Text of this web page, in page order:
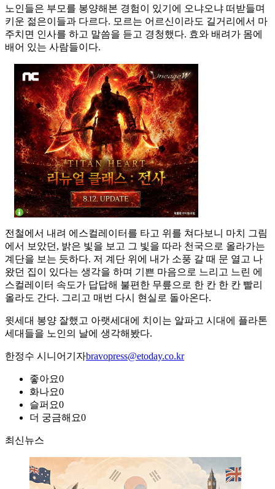
노인들은 부모를 봉양해본 경험이 있기에 오냐오냐 떠받들며
키운 젊은이들과 다르다. 모르는 어르신이라도 길거리에서 마
주치면 인사를 하고 말씀을 듣고 경청했다. 효와 배려가 몸에
배어 있는 사람들이다.
전철에서 내려 에스컬레이터를 타고 위를 쳐다보니 마치 그림
에서 보았던, 밝은 빛을 보고 그 빛을 따라 천국으로 올라가는
계단을 보는 듯하다. 저 계단 위에 내가 소풍 갈 때 문 열고 나
왔던 집이 있다는 생각을 하며 기쁜 마음으로 느리고 느린 에
스컬레이터 속도가 답답해 불편한 무릎으로 한 칸 한 칸 빨리
올라도 간다. 그리고 매번 다시 현실로 돌아온다.
윗세대 봉양 잘했고 아랫세대에 치이는 알파고 시대에 플라톤
세대들을 노인의 날에 생각해봤다.
한정수 시니어기자bravopress@etoday.co.kr
좋아요0
화나요0
슬퍼요0
더 궁금해요0
최신뉴스